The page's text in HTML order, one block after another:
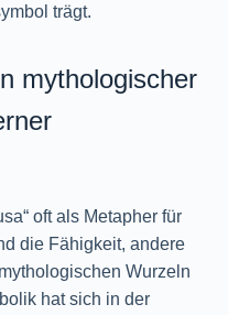
trägt.
mythologischer
oft als Metapher für
die Fähigkeit, andere
Wurzeln
hat sich in der